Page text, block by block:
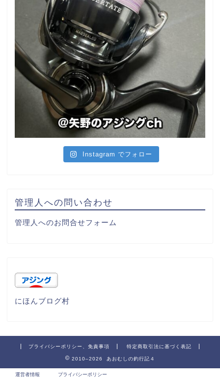
Instagram でフォロー
管理人への問い合わせ
管理人へのお問合せフォーム
にほんブログ村
プライバシーポリシー、免責事項 特定商取引法に基づく表記
2010–2026 あおむしの釣行記４
運営者情報 プライバシーポリシー